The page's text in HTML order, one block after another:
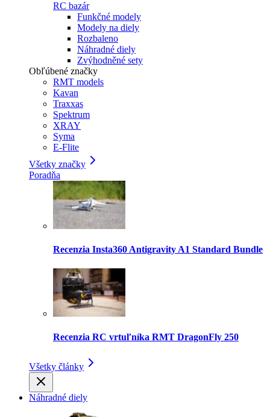
RC bazár
Funkčné modely
Modely na diely
Rozbaleno
Náhradné diely
Zvýhodněné sety
Obľúbené značky
RMT models
Kavan
Traxxas
Spektrum
XRAY
Syma
E-Flite
Všetky značky
Poradňa
Recenzia Insta360 Antigravity A1 Standard Bundle
Recenzia RC vrtuľníka RMT DragonFly 250
Všetky články
Náhradné diely